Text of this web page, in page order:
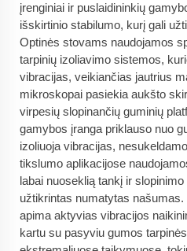
įrenginiai ir puslaidininkių
išskirtinio stabilumo, kurį gali
Optinės stovams naudojamos
tarpinių izoliavimo sistemos,
vibracijas, veikiančias jautrius
mikroskopai pasiekia aukšto
virpesių slopinančių guminių
gamybos įranga priklauso nuo
izoliuoja vibracijas,
tikslumo aplikacijose
labai nuoseklią tankį ir
užtikrintas numatytas
apima aktyvias vibracijos
kartu su pasyviu gumos